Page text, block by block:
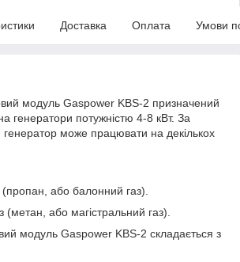
Доставка Оплата Умови
модуль Gaspower KBS-2 призначений
генератори потужністю 4-8 кВт. За
може працювати на декількох
(пропан, або балонний газ).
(метан, або магістральний газ).
модуль Gaspower KBS-2 складається з